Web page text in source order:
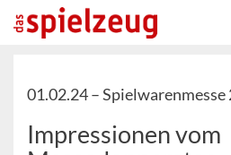
01.02.24 –Spielwarenmesse
Impressionen vom